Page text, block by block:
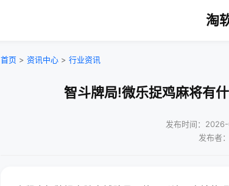
淘
首页 > 资讯中心 > 行业资讯
智斗牌局!微乐捉鸡麻将有
发布时间：
发布者